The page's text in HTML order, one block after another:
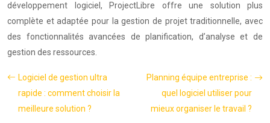
développement logiciel, ProjectLibre offre une solution plus
complète et adaptée pour la gestion de projet traditionnelle, avec
des fonctionnalités avancées de planification, d’analyse et de
gestion des ressources.
Logiciel de gestion ultra
rapide : comment choisir la
meilleure solution ?
Planning équipe entreprise :
quel logiciel utiliser pour
mieux organiser le travail ?